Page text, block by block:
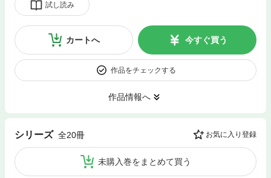
試し読み
カートへ 今すぐ買う
作品をチェックする
作品情報へ
シリーズ 全20冊 お気に入り登録
未購入巻をまとめて買う